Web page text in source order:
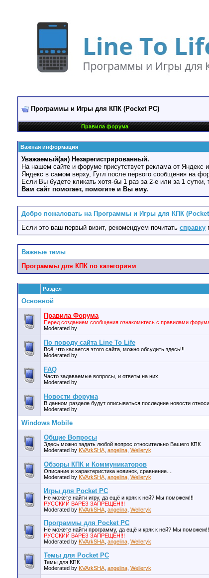
Программы и Игры для КПК (Pocket PC)
Правила форума
Важная информация
Уважаемый(ая) Незарегистрированный.
На нашем сайте и форуме присутствует реклама от Яндекс и
Яндекс в самом верху, Гугл после первого сообщения на
Если Вы будете кликать хотя-бы 1 раз за 2-е или за 1
Вам сайт помогает, помогите и Вы ему.
Добро пожаловать на Программы и Игры для КПК (Pocket
Если это ваш первый визит, рекомендуем почитать справку
Важные темы
Программы для КПК по категориям
Раздел
Основной
Правила Форума
Перед созданием сообщения ознакомьтесь с правилами
Moderated by
По поводу сайта Line To Life
Всё, что касается этого сайта, можно обсудить здесь!!!
Moderated by
FAQ
Часто задаваемые вопросы, и ответы на них
Moderated by
Новости форума
В данном разделе будут описываться последние новости
Moderated by
Windows Mobile
Общие Вопросы
Здесь можно задать любой вопрос относительно Вашего КПК
Moderated by KVArkSHA angelina Welleryk
Обзоры КПК и Коммуникаторов
Описание и характеристика новинок, сравнение....
Moderated by KVArkSHA angelina Welleryk
Игры для Pocket PC
Не можете найти игру, да ещё и кряк к ней? Мы поможем!!!
РУССКИЙ ВАРЕЗ ЗАПРЕЩЁН!!!
Moderated by KVArkSHA angelina Welleryk
Программы для Pocket PC
Не можете найти программу, да ещё и кряк к ней? Мы
РУССКИЙ ВАРЕЗ ЗАПРЕЩЁН!!!
Moderated by KVArkSHA angelina Welleryk
Темы для Pocket PC
Темы для КПК
Moderated by KVArkSHA angelina Welleryk